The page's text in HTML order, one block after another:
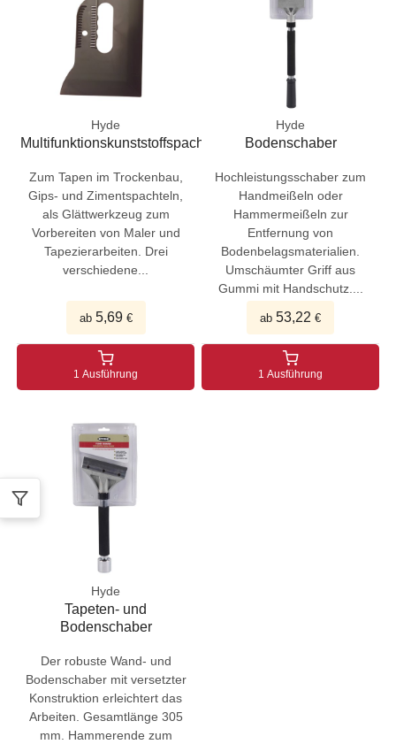
Hyde
Multifunktionskunststoffspachtel
Zum Tapen im Trockenbau,
Gips- und Zimentspachteln,
als Glättwerkzeug zum
Vorbereiten von Maler und
Tapezierarbeiten. Drei
verschiedene...
ab 5,69€
1 Ausführung
Hyde
Bodenschaber
Hochleistungsschaber zum
Handmeißeln oder
Hammermeißeln zur
Entfernung von
Bodenbelagsmaterialien.
Umschäumter Griff aus
Gummi mit Handschutz....
ab 53,22 €
1 Ausführung
Hyde
Tapeten- und
Bodenschaber
Der robuste Wand- und
Bodenschaber mit versetzter
Konstruktion erleichtert das
Arbeiten. Gesamtlänge 305
mm. Hammerende zum